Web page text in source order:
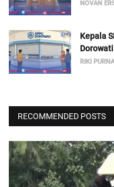
NOVAN
Kepala
RIKI
RECOMMENDED POSTS